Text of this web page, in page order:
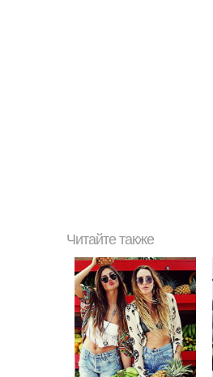
Читайте также